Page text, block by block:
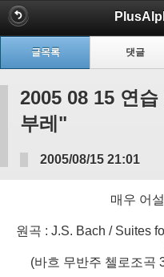
글목록 댓글
2005 08 15 연
부레"
2005/08/15 21:01
매우 어
원곡 : J.S. Bach / Suites
(바흐 무반주 첼로조곡